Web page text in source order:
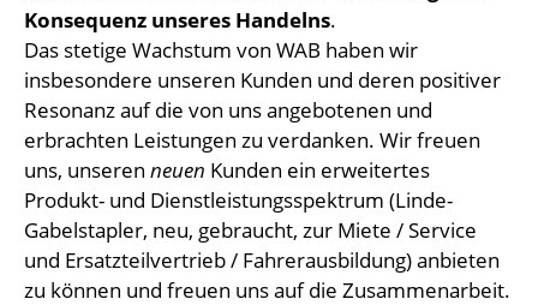
Konsequenz unseres Handelns.
Das stetige Wachstum von WAB haben wir
insbesondere unseren Kunden und deren positiver
Resonanz auf die von uns angebotenen und
erbrachten Leistungen zu verdanken. Wir freuen
uns, unseren neuen Kunden ein erweitertes
Produkt- und Dienstleistungsspektrum (Linde-
Gabelstapler, neu, gebraucht, zur Miete / Service
und Ersatzteilvertrieb / Fahrerausbildung) anbieten
zu können und freuen uns auf die Zusammenarbeit.